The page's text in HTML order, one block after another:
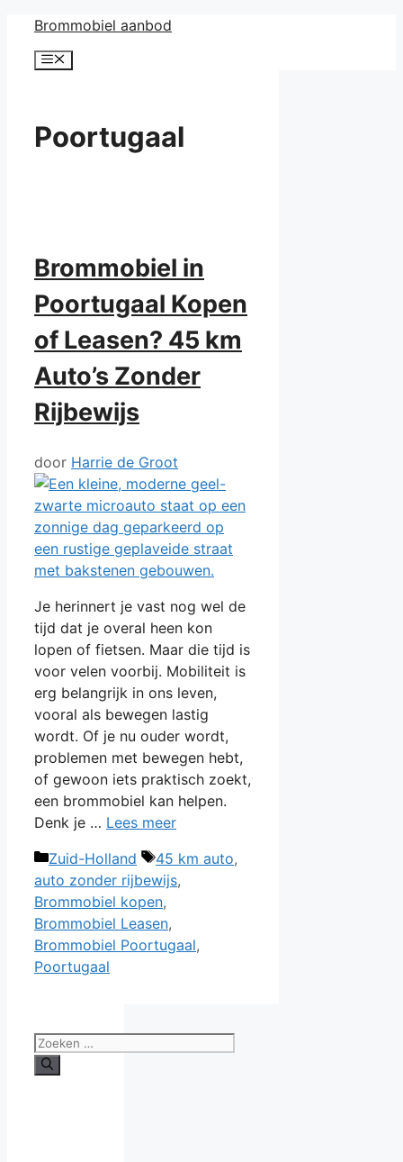
naar
Brommobiel aanbod
Menu
Poortugaal
Brommobiel in
Poortugaal Kopen
of Leasen? 45 km
Auto’s Zonder
Rijbewijs
door Harrie de Groot
Je herinnert je vast nog wel de
tijd dat je overal heen kon
lopen of fietsen. Maar die tijd is
voor velen voorbij. Mobiliteit is
erg belangrijk in ons leven,
vooral als bewegen lastig
wordt. Of je nu ouder wordt,
problemen met bewegen hebt,
of gewoon iets praktisch zoekt,
een brommobiel kan helpen.
Denk je … Lees meer
Categorieën
Zuid-Holland Tags
45 km auto,
auto zonder rijbewijs,
Brommobiel kopen,
Brommobiel Leasen,
Brommobiel Poortugaal,
Poortugaal
Zoek
naar: